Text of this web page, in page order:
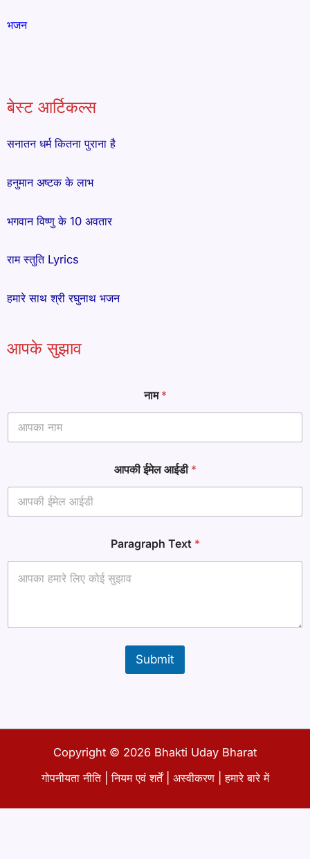
भजन
बेस्ट आर्टिकल्स
सनातन धर्म कितना पुराना है
हनुमान अष्टक के लाभ
भगवान विष्णु के 10 अवतार
राम स्तुति Lyrics
हमारे साथ श्री रघुनाथ भजन
आपके सुझाव
प
की
आ
प
की
नाम*
आपकी ईमेल आईडी *
Paragraph Text *
Submit
Copyright © 2026 Bhakti Uday Bharat
गोपनीयता नीति|नियम एवं शर्तें| अस्वीकरण |हमारे बारे में